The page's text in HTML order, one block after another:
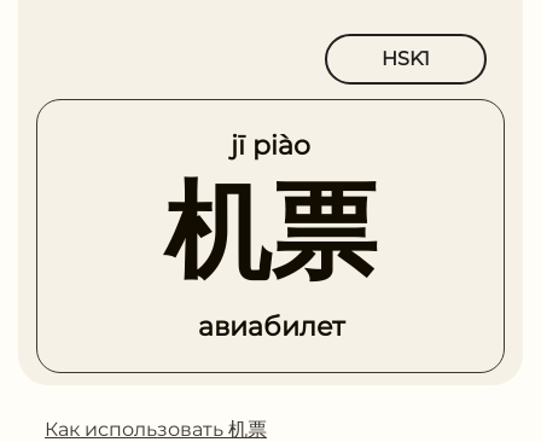
HSK1
jī piào
机票
авиабилет
Как использовать 机票